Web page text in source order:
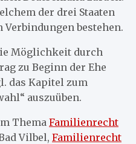
der drei Staaten
Verbindungen bestehen.
Möglichkeit durch
zu Beginn der Ehe
das Kapitel zum
auszuüben.
Thema Familienrecht
Vilbel, Familienrecht